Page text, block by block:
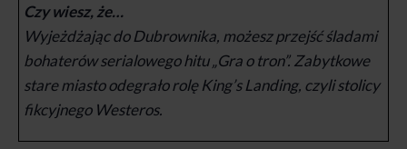
Czy wiesz, że…
Wyjeżdżając do Dubrownika, możesz przejść śladami
bohaterów serialowego hitu „Gra o tron”. Zabytkowe
stare miasto odegrało rolę King’s Landing, czyli stolicy
fikcyjnego Westeros.